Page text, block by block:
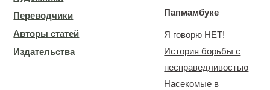
Переводчики
Авторы статей
Издательства
Папмамбуке
Я говорю НЕТ!
История борьбы с
несправедливостью
Насекомые в